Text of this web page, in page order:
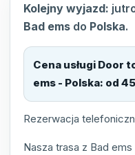
Kolejny wyjazd:
Bad ems do Polska.
Cena usługi Door
ems - Polska: od
Rezerwacja
Nasza trasa z Bad